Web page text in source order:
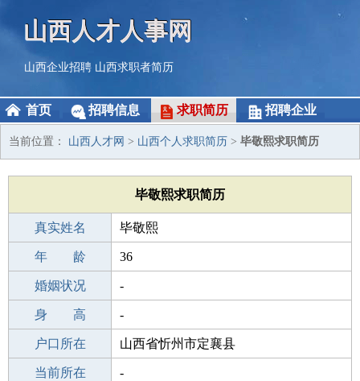
山西人才人事网
山西企业招聘 山西求职者简历
首页 招聘信息 求职简历 招聘企业
当前位置： 山西人才网 > 山西个人求职简历 > 毕敬熙求职简历
毕敬熙求职简历
真实姓名 毕敬熙
性 别 男
年 龄 36
出生年月 1990-10-17
婚姻状况 -
学 历 高中
身 高 -
毕业学校 南京河西中学
户口所在 山西省忻州市定襄县
所学专业 -
当前所在 -